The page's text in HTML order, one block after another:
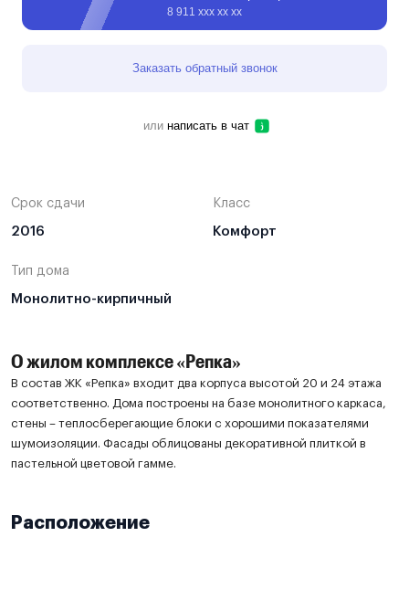
8 911 ххх хх хх
Заказать обратный звонок
или написать в чат
Срок сдачи
2016
Класс
Комфорт
Тип дома
Монолитно-кирпичный
О жилом комплексе «Репка»
В состав ЖК «Репка» входит два корпуса высотой 20 и 24 этажа
соответственно. Дома построены на базе монолитного каркаса,
стены – теплосберегающие блоки с хорошими показателями
шумоизоляции. Фасады облицованы декоративной плиткой в
пастельной цветовой гамме.
Расположение